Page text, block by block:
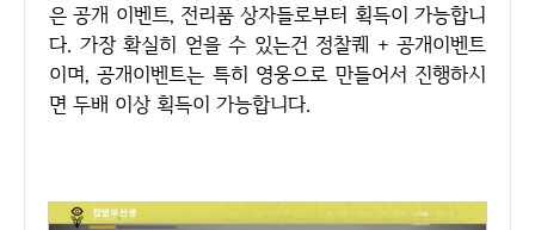
은 공개 이벤트, 전리품 상자들로부터 획득이 가능합니
다. 가장 확실히 얻을 수 있는건 정찰퀘 + 공개이벤트
이며, 공개이벤트는 특히 영웅으로 만들어서 진행하시
면 두배 이상 획득이 가능합니다.